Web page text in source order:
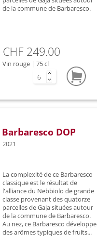
de la commune de Barbaresco.
CHF 249.00
Vin rouge | 75 cl
Barbaresco DOP
2021
La complexité de ce Barbaresco
classique est le résultat de
l'alliance du Nebbiolo de grande
classe provenant des quatorze
parcelles de Gaja situées autour
de la commune de Barbaresco.
Au nez, ce Barbaresco développe
des arômes typiques de fruits...